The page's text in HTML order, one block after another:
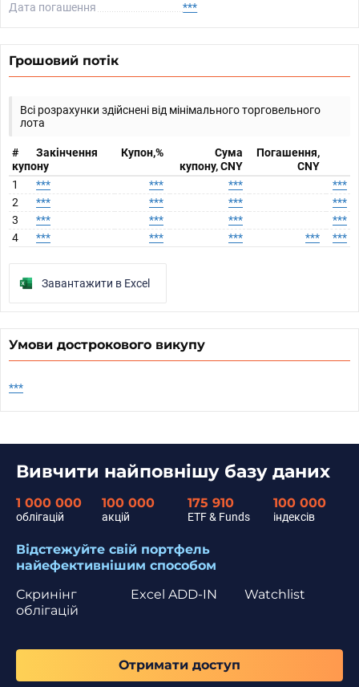
Дата погашення
***
Грошовий потік
Всі розрахунки здійснені від мінімального торговельного
лота
#
Закінчення
купону
Купон,%
Сума
купону, CNY
Погашення,
CNY
1
*** *** ***
***
2
*** *** ***
***
3
*** *** ***
***
4
*** *** *** *** ***
Завантажити в Excel
Умови дострокового викупу
***
Вивчити найповнішу базу даних
1 000 000
облігацій
100 000
акцій
175 910
ETF & Funds
100 000
індексів
Відстежуйте свій портфель
найефективнішим способом
Скринінг
облігацій
Watchlist
Excel ADD-IN
Отримати доступ